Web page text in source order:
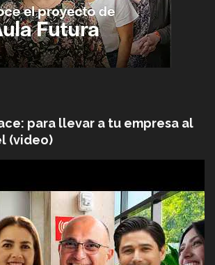
para llevar a tu empresa al
(video)